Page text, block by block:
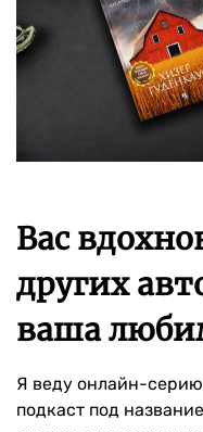
Вас
других
ваша
Я веду онлайн-
подкаст под